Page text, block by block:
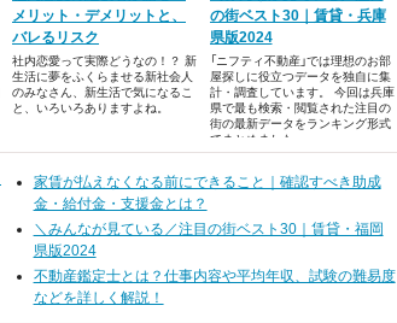
メリット・デメリットと、
バレるリスク
社内恋愛って実際どうなの！？ 新
生活に夢をふくらませる新社会人
のみなさん、新生活で気になるこ
と、いろいろありますよね。
の街ベスト30｜賃貸・兵庫
県版2024
「ニフティ不動産」では理想のお部
屋探しに役立つデータを独自に集
計・調査しています。 今回は兵庫
県で最も検索・閲覧された注目の
街の最新データをランキング形式
でまとめました。
家賃が払えなくなる前にできること｜確認すべき助成
金・給付金・支援金とは？
＼みんなが見ている／注目の街ベスト30｜賃貸・福岡
県版2024
不動産鑑定士とは？仕事内容や平均年収、試験の難易度
などを詳しく解説！